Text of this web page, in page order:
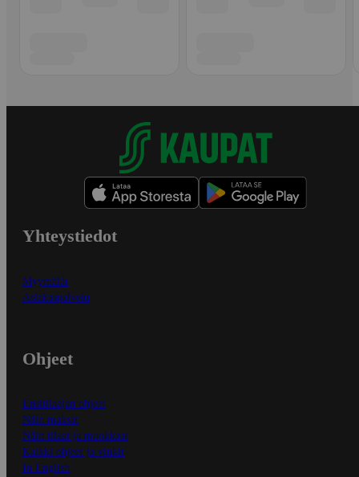
Yhteystiedot
Myymälät
Asiakaspalvelu
Ohjeet
Ensitilaajan ohjeet
Näin maksat
Näin tilaat ja muokkaat
Kaikki ohjeet ja vinkit
In English